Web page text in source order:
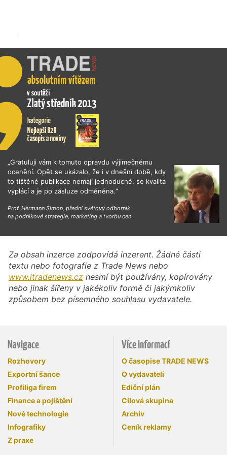
„Gratuluji vám k tomuto opravdu výjimečnému
ocenění. Opět se ukázalo, že i v dnešní době, kdy
to tištěné publikace nemají jednoduché, se kvalita
vyplácí a je po zásluze odměněna.“
Prof. Hermann Simon, přední světový odborník
na podnikové strategie, marketing a tvorbu cen
Za obsah inzerce zodpovídá inzerent. Žádné části
textu nebo fotografie z Trade News nebo
www.itradenews.cz nesmí být používány, kopírovány
nebo jinak šířeny v jakékoliv formě či jakýmkoliv
způsobem bez písemného souhlasu vydavatele.
Navigace
Rozhovory
Exportní šance
Profiliga firem
Finance a pojištění
Nové technologie
Infografiky
Z praxe
Více informací
O časopise TRADE NEWS
O vydavateli
Ediční plán
Cílová skupina
Archiv
Ceník reklamy